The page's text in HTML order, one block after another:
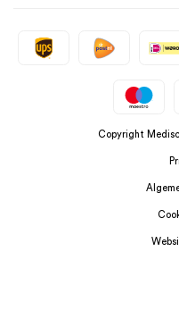
Copyright